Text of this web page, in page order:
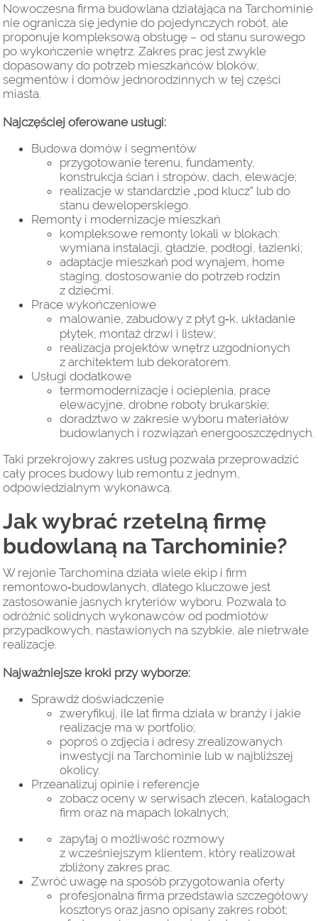
Nowoczesna firma budowlana działająca na Tarchominie
nie ogranicza się jedynie do pojedynczych robót, ale
proponuje kompleksową obsługę – od stanu surowego
po wykończenie wnętrz. Zakres prac jest zwykle
dopasowany do potrzeb mieszkańców bloków,
segmentów i domów jednorodzinnych w tej części
miasta.
Najczęściej oferowane usługi:
Budowa domów i segmentów
przygotowanie terenu, fundamenty,
konstrukcja ścian i stropów, dach, elewacje;
realizacje w standardzie „pod klucz” lub do
stanu deweloperskiego.
Remonty i modernizacje mieszkań
kompleksowe remonty lokali w blokach:
wymiana instalacji, gładzie, podłogi, łazienki;
adaptacje mieszkań pod wynajem, home
staging, dostosowanie do potrzeb rodzin
z dziećmi.
Prace wykończeniowe
malowanie, zabudowy z płyt g‑k, układanie
płytek, montaż drzwi i listew;
realizacja projektów wnętrz uzgodnionych
z architektem lub dekoratorem.
Usługi dodatkowe
termomodernizacje i ocieplenia, prace
elewacyjne, drobne roboty brukarskie;
doradztwo w zakresie wyboru materiałów
budowlanych i rozwiązań energooszczędnych.
Taki przekrojowy zakres usług pozwala przeprowadzić
cały proces budowy lub remontu z jednym,
odpowiedzialnym wykonawcą.
Jak wybrać rzetelną firmę
budowlaną na Tarchominie?
W rejonie Tarchomina działa wiele ekip i firm
remontowo‑budowlanych, dlatego kluczowe jest
zastosowanie jasnych kryteriów wyboru. Pozwala to
odróżnić solidnych wykonawców od podmiotów
przypadkowych, nastawionych na szybkie, ale nietrwałe
realizacje.
Najważniejsze kroki przy wyborze:
Sprawdź doświadczenie
zweryfikuj, ile lat firma działa w branży i jakie
realizacje ma w portfolio;
poproś o zdjęcia i adresy zrealizowanych
inwestycji na Tarchominie lub w najbliższej
okolicy.
Przeanalizuj opinie i referencje
zobacz oceny w serwisach zleceń, katalogach
firm oraz na mapach lokalnych;
zapytaj o możliwość rozmowy
z wcześniejszym klientem, który realizował
zbliżony zakres prac.
Zwróć uwagę na sposób przygotowania oferty
profesjonalna firma przedstawia szczegółowy
kosztorys oraz jasno opisany zakres robót;